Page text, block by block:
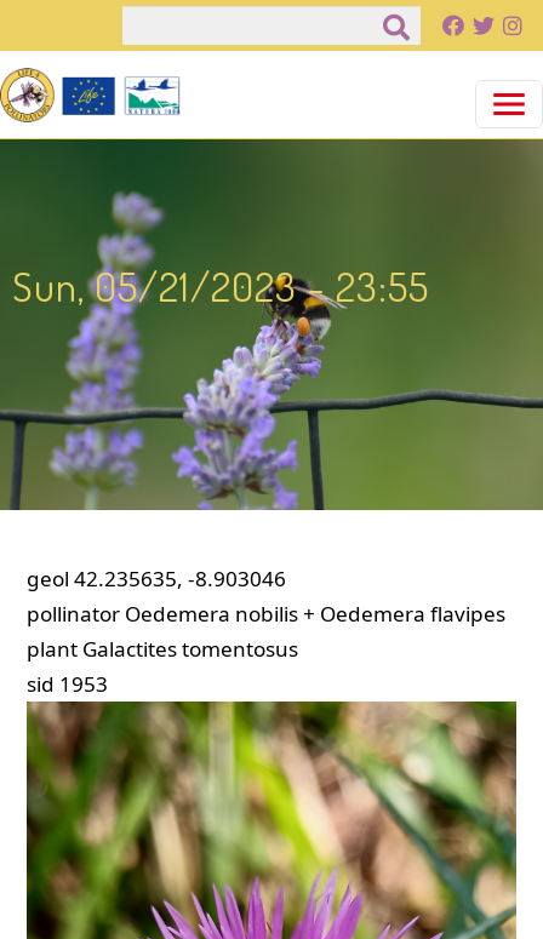
Παράκαμψη προς το κυρίως περιεχόμενο
Sun, 05/21/2023 - 23:55
geol 42.235635, -8.903046
pollinator Oedemera nobilis + Oedemera flavipes
plant Galactites tomentosus
sid 1953